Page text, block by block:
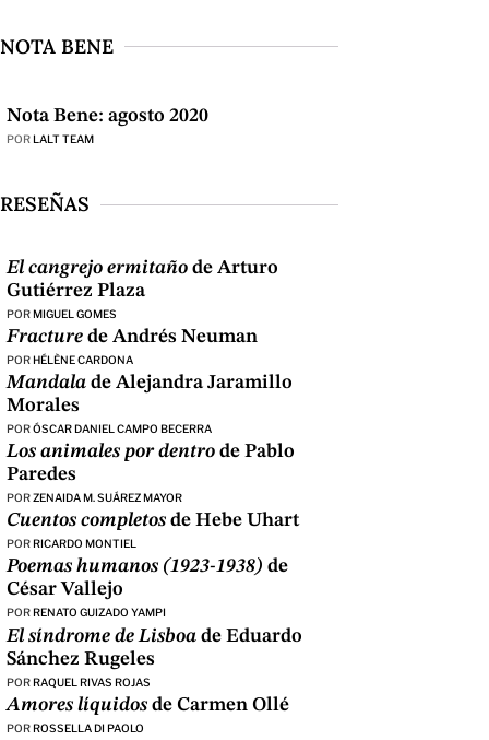
NOTA BENE
Nota Bene: agosto 2020
PORLALT TEAM
RESEÑAS
El cangrejo ermitaño de Arturo
Gutiérrez Plaza
PORMIGUEL GOMES
Fracture de Andrés Neuman
PORHÉLÈNE CARDONA
Mandala de Alejandra Jaramillo
Morales
PORÓSCAR DANIEL CAMPO BECERRA
Los animales por dentro de Pablo
Paredes
PORZENAIDA M. SUÁREZ MAYOR
Cuentos completos de Hebe Uhart
POR RICARDO MONTIEL
Poemas humanos (1923-1938) de
César Vallejo
POR RENATO GUIZADO YAMPI
El síndrome de Lisboa de Eduardo
Sánchez Rugeles
PORRAQUEL RIVAS ROJAS
Amores líquidos de Carmen Ollé
PORROSSELLA DI PAOLO